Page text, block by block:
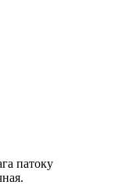
патоку